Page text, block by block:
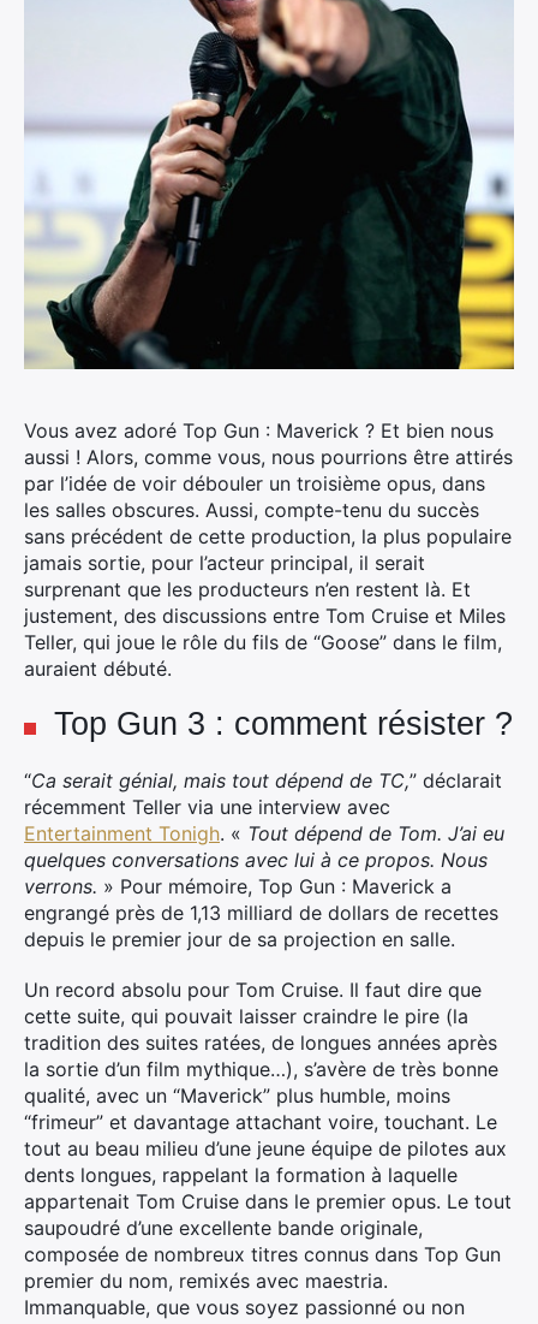
Vous avez adoré Top Gun : Maverick ? Et bien nous
aussi ! Alors, comme vous, nous pourrions être attirés
par l’idée de voir débouler un troisième opus, dans
les salles obscures. Aussi, compte-tenu du succès
sans précédent de cette production, la plus populaire
jamais sortie, pour l’acteur principal, il serait
surprenant que les producteurs n’en restent là. Et
justement, des discussions entre Tom Cruise et Miles
Teller, qui joue le rôle du fils de “Goose” dans le film,
auraient débuté.
Top Gun 3 : comment résister ?
“Ca serait génial, mais tout dépend de TC,” déclarait
récemment Teller via une interview avec
Entertainment Tonigh. « Tout dépend de Tom. J’ai eu
quelques conversations avec lui à ce propos. Nous
verrons. » Pour mémoire, Top Gun : Maverick a
engrangé près de 1,13 milliard de dollars de recettes
depuis le premier jour de sa projection en salle.
Un record absolu pour Tom Cruise. Il faut dire que
cette suite, qui pouvait laisser craindre le pire (la
tradition des suites ratées, de longues années après
la sortie d’un film mythique…), s’avère de très bonne
qualité, avec un “Maverick” plus humble, moins
“frimeur” et davantage attachant voire, touchant. Le
tout au beau milieu d’une jeune équipe de pilotes aux
dents longues, rappelant la formation à laquelle
appartenait Tom Cruise dans le premier opus. Le tout
saupoudré d’une excellente bande originale,
composée de nombreux titres connus dans Top Gun
premier du nom, remixés avec maestria.
Immanquable, que vous soyez passionné ou non